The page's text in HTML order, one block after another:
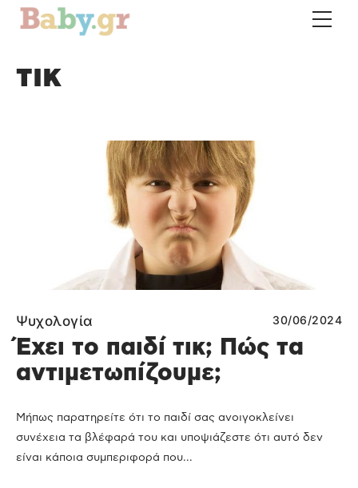
τικ
Ψυχολογία 30/06/2024
Έχει το παιδί τικ; Πώς τα
αντιμετωπίζουμε;
Μήπως παρατηρείτε ότι το παιδί σας ανοιγοκλείνει
συνέχεια τα βλέφαρά του και υποψιάζεστε ότι αυτό δεν
είναι κάποια συμπεριφορά που...